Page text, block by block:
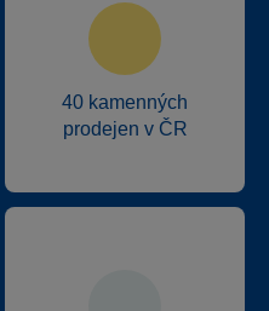
40 kamenných
prodejen v ČR